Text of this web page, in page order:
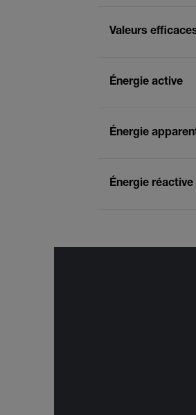
Valeurs
Énergie active
Énergie
Énergie réactive